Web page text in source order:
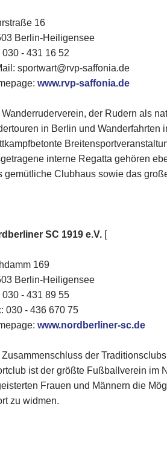
16
Berlin-Heiligensee
030 - 431 16 52
sportwart@rvp-saffonia.de
www.rvp-saffonia.de
der Rudern als
in Berlin und Wanderfahrten
interne Regatta gehören
gemütliche Clubhaus sowie das
SC 1919 e.V. [
169
Berlin-Heiligensee
030 - 431 89 55
030 - 436 670 75
www.nordberliner-sc.de
der
ist der größte Fußballverein im
Frauen und Männern die
zu widmen.